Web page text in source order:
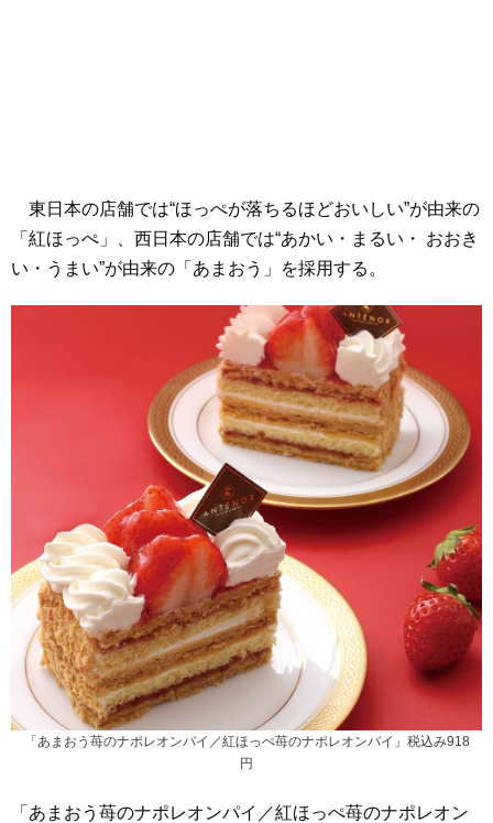
東日本の店舗では“ほっぺが落ちるほどおいしい”が由来の
「紅ほっぺ」、西日本の店舗では“あかい・まるい・ おおき
い・うまい”が由来の「あまおう」を採用する。
「あまおう苺のナポレオンパイ／紅ほっぺ苺のナポレオンパイ」税込み918
円
「あまおう苺のナポレオンパイ／紅ほっぺ苺のナポレオン